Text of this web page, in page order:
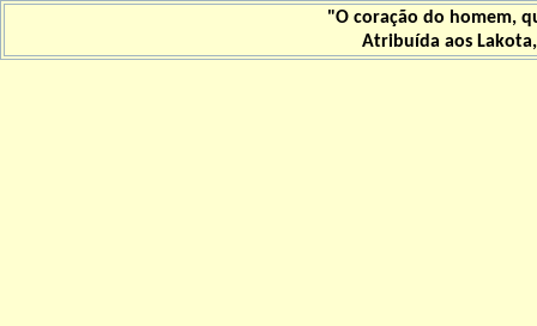
"O coração do homem,
Atribuída aos